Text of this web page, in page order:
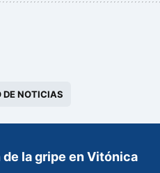
DE NOTICIAS
la gripe en Vitónica